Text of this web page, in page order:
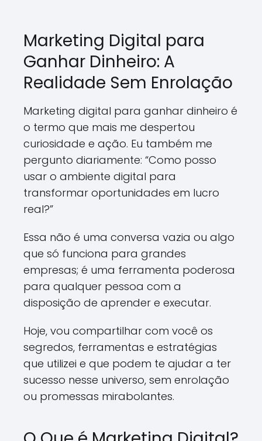
Marketing Digital para
Ganhar Dinheiro: A
Realidade Sem Enrolação
Marketing digital para ganhar dinheiro é
o termo que mais me despertou
curiosidade e ação. Eu também me
pergunto diariamente: “Como posso
usar o ambiente digital para
transformar oportunidades em lucro
real?”
Essa não é uma conversa vazia ou algo
que só funciona para grandes
empresas; é uma ferramenta poderosa
para qualquer pessoa com a
disposição de aprender e executar.
Hoje, vou compartilhar com você os
segredos, ferramentas e estratégias
que utilizei e que podem te ajudar a ter
sucesso nesse universo, sem enrolação
ou promessas mirabolantes.